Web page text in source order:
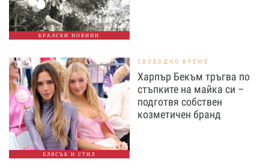
КРАЛСКИ НОВИНИ
БЛЯСЪК И СТИЛ
СВОБОДНО ВРЕМЕ
Харпър Бекъм тръгва по
стъпките на майка си –
подготвя собствен
козметичен бранд